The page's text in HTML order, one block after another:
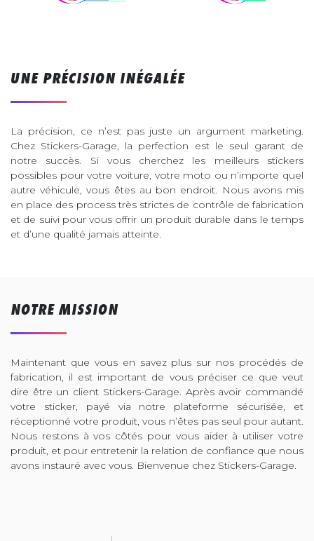
UNE PRÉCISION INÉGALÉE
La précision, ce n’est pas juste un argument marketing.
Chez Stickers-Garage, la perfection est le seul garant de
notre succès. Si vous cherchez les meilleurs stickers
possibles pour votre voiture, votre moto ou n’importe quel
autre véhicule, vous êtes au bon endroit. Nous avons mis
en place des process très strictes de contrôle de fabrication
et de suivi pour vous offrir un produit durable dans le temps
et d’une qualité jamais atteinte.
NOTRE MISSION
Maintenant que vous en savez plus sur nos procédés de
fabrication, il est important de vous préciser ce que veut
dire être un client Stickers-Garage. Après avoir commandé
votre sticker, payé via notre plateforme sécurisée, et
réceptionné votre produit, vous n’êtes pas seul pour autant.
Nous restons à vos côtés pour vous aider à utiliser votre
produit, et pour entretenir la relation de confiance que nous
avons instauré avec vous. Bienvenue chez Stickers-Garage.